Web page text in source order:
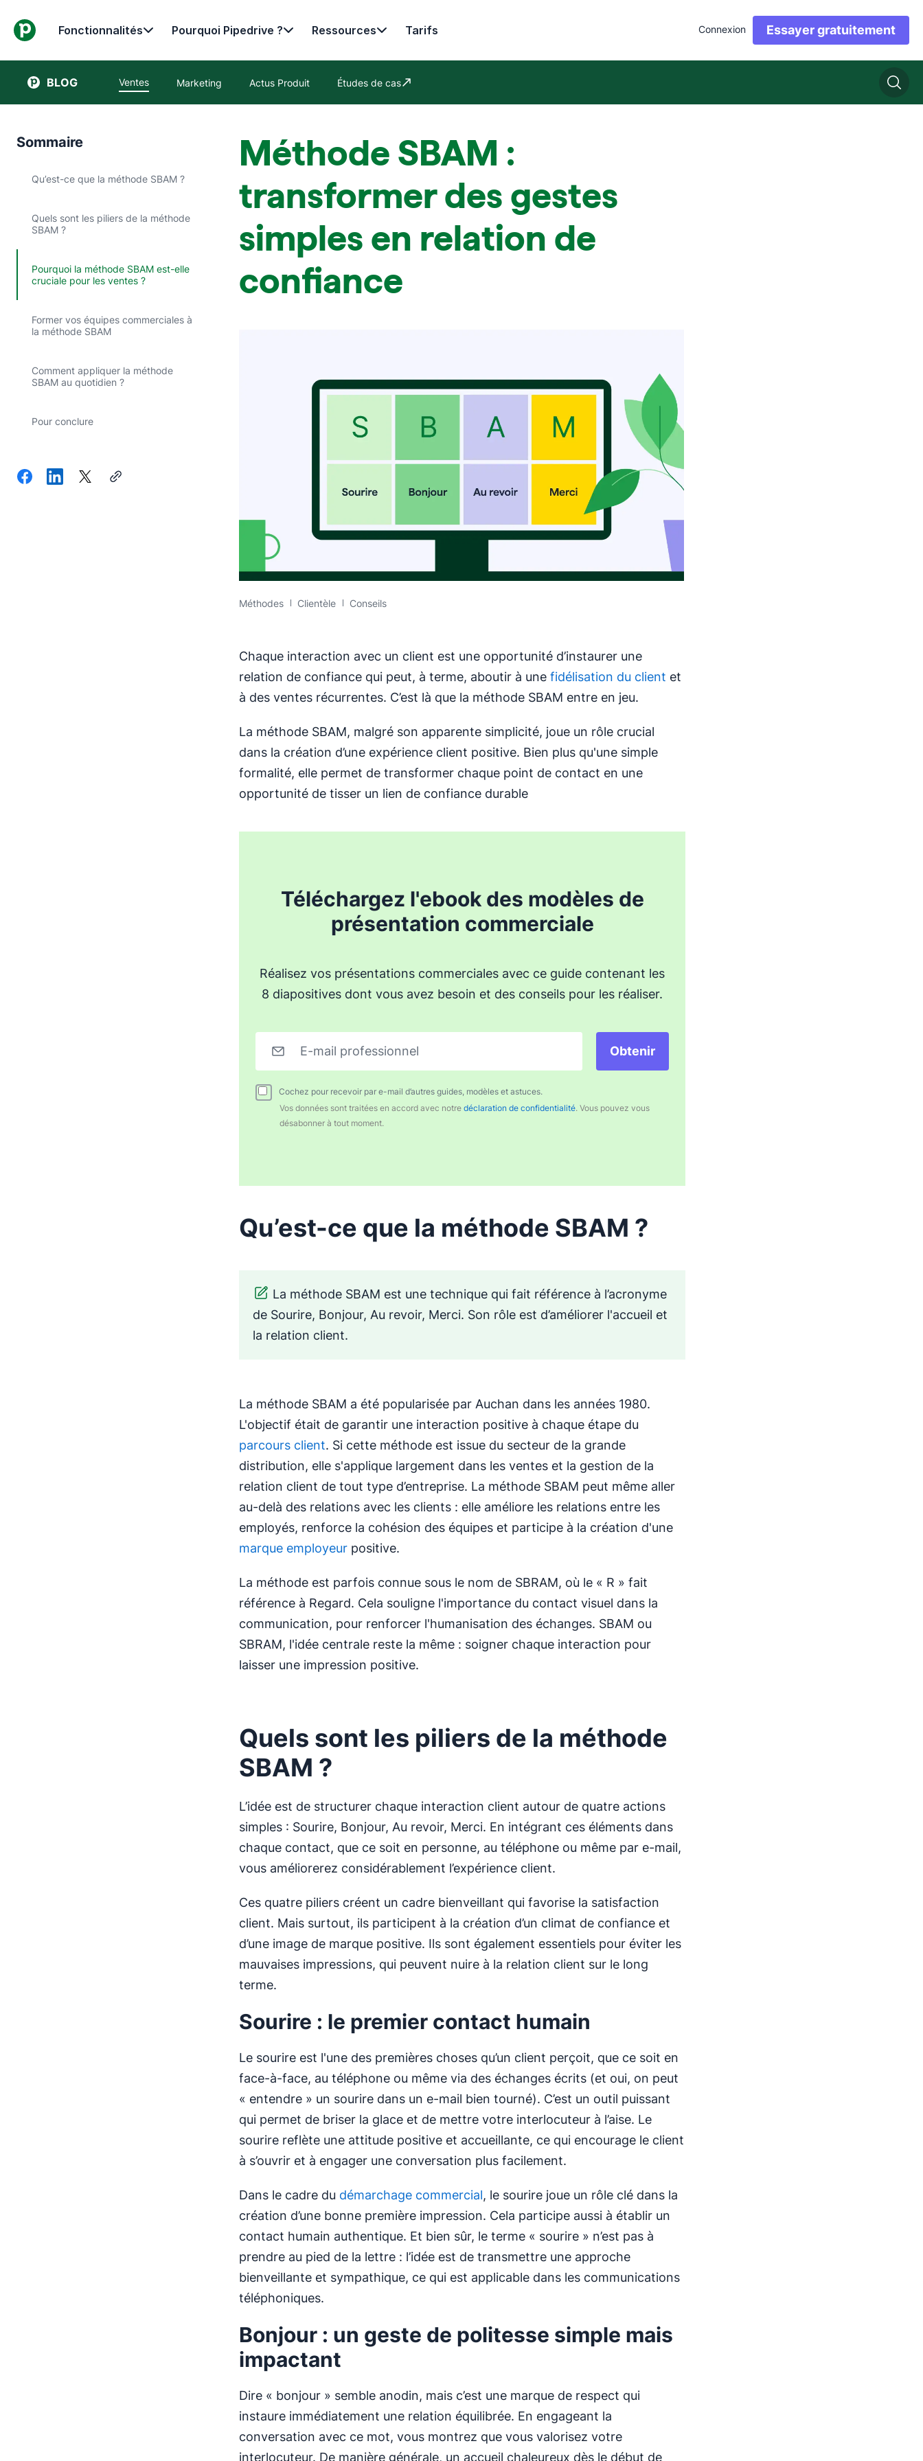
Fonctionnalités Pourquoi Pipedrive ? Ressources Tarifs Connexion Essayer gratuitement
BLOG Ventes Marketing Actus Produit Études de cas
S'ouvre dans une nouvelle fenêtre
Sommaire
Qu’est-ce que la méthode SBAM ?
Quels sont les piliers de la méthode
SBAM ?
Pourquoi la méthode SBAM est-elle
cruciale pour les ventes ?
Former vos équipes commerciales à
la méthode SBAM
Comment appliquer la méthode
SBAM au quotidien ?
Pour conclure
Méthode SBAM :
transformer des gestes
simples en relation de
confiance
Méthodes Clientèle Conseils
Chaque interaction avec un client est une opportunité d’instaurer une
relation de confiance qui peut, à terme, aboutir à une fidélisation du client et
à des ventes récurrentes. C’est là que la méthode SBAM entre en jeu.
La méthode SBAM, malgré son apparente simplicité, joue un rôle crucial
dans la création d’une expérience client positive. Bien plus qu'une simple
formalité, elle permet de transformer chaque point de contact en une
opportunité de tisser un lien de confiance durable
Téléchargez l'ebook des modèles de
présentation commerciale
Réalisez vos présentations commerciales avec ce guide contenant les
8 diapositives dont vous avez besoin et des conseils pour les réaliser.
E-mail professionnel Obtenir
Cochez pour recevoir par e-mail d’autres guides, modèles et astuces.
Vos données sont traitées en accord avec notre déclaration de confidentialité. Vous pouvez vous
désabonner à tout moment.
Qu’est-ce que la méthode SBAM ?
La méthode SBAM est une technique qui fait référence à l’acronyme
de Sourire, Bonjour, Au revoir, Merci. Son rôle est d’améliorer l'accueil et
la relation client.
La méthode SBAM a été popularisée par Auchan dans les années 1980.
L'objectif était de garantir une interaction positive à chaque étape du
parcours client. Si cette méthode est issue du secteur de la grande
distribution, elle s'applique largement dans les ventes et la gestion de la
relation client de tout type d’entreprise. La méthode SBAM peut même aller
au-delà des relations avec les clients : elle améliore les relations entre les
employés, renforce la cohésion des équipes et participe à la création d'une
marque employeur positive.
La méthode est parfois connue sous le nom de SBRAM, où le « R » fait
référence à Regard. Cela souligne l'importance du contact visuel dans la
communication, pour renforcer l'humanisation des échanges. SBAM ou
SBRAM, l'idée centrale reste la même : soigner chaque interaction pour
laisser une impression positive.
Quels sont les piliers de la méthode
SBAM ?
L’idée est de structurer chaque interaction client autour de quatre actions
simples : Sourire, Bonjour, Au revoir, Merci. En intégrant ces éléments dans
chaque contact, que ce soit en personne, au téléphone ou même par e-mail,
vous améliorerez considérablement l’expérience client.
Ces quatre piliers créent un cadre bienveillant qui favorise la satisfaction
client. Mais surtout, ils participent à la création d’un climat de confiance et
d’une image de marque positive. Ils sont également essentiels pour éviter les
mauvaises impressions, qui peuvent nuire à la relation client sur le long
terme.
Sourire : le premier contact humain
Le sourire est l'une des premières choses qu’un client perçoit, que ce soit en
face-à-face, au téléphone ou même via des échanges écrits (et oui, on peut
« entendre » un sourire dans un e-mail bien tourné). C’est un outil puissant
qui permet de briser la glace et de mettre votre interlocuteur à l’aise. Le
sourire reflète une attitude positive et accueillante, ce qui encourage le client
à s’ouvrir et à engager une conversation plus facilement.
Dans le cadre du démarchage commercial, le sourire joue un rôle clé dans la
création d’une bonne première impression. Cela participe aussi à établir un
contact humain authentique. Et bien sûr, le terme « sourire » n’est pas à
prendre au pied de la lettre : l’idée est de transmettre une approche
bienveillante et sympathique, ce qui est applicable dans les communications
téléphoniques.
Bonjour : un geste de politesse simple mais
impactant
Dire « bonjour » semble anodin, mais c’est une marque de respect qui
instaure immédiatement une relation équilibrée. En engageant la
conversation avec ce mot, vous montrez que vous valorisez votre
interlocuteur. De manière générale, un accueil chaleureux dès le début de